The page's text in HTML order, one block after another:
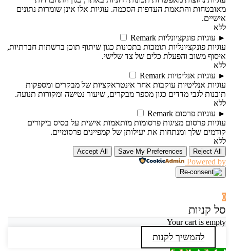
מאובטחות והתאמת העדפות הסכמה. עוגיות אלו אינן שומרות נתונים
אישיים.
ללא
► עוגיות פונקציונליות Remark
עוגיות פונקציונליות תומכות בתכונות כגון שיתוף תוכן ברשתות חברתיות,
איסוף משוב והפעלת כלים של צד שלישי.
ללא
► עוגיות אנליטיות Remark
עוגיות אנליטיות עוקבות אחר אינטראקציות של מבקרים ומספקות
תובנות לגבי מדדים כגון מספר מבקרים, שיעור נטישה ומקורות תנועה.
ללא
► עוגיות פרסום Remark
עוגיות פרסום מציגות פרסומות מותאמות אישית על בסיס ביקורים
קודמים שלך ומנתחות את יעילותן של קמפיינים פרסומיים.
ללא
Reject All
Save My Preferences
Accept All
Powered by
0
סל קניות
Your cart is empty
להמשיך לקנות